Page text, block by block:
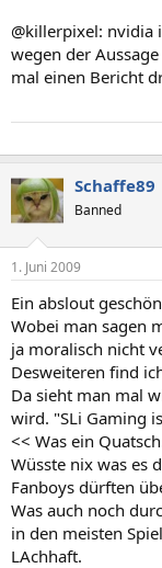
@killerpixel: nvidia
wegen der
mal einen Bericht
Schaffe89
Banned
1. Juni 2009
Ein abslout
Wobei man sagen
ja moralisch nicht
Desweiteren find
Da sieht man mal
wird. "SLi Gaming
<< Was ein
Wüsste nix was es
Fanboys dürften
Was auch noch
in den meisten
LAchhaft.